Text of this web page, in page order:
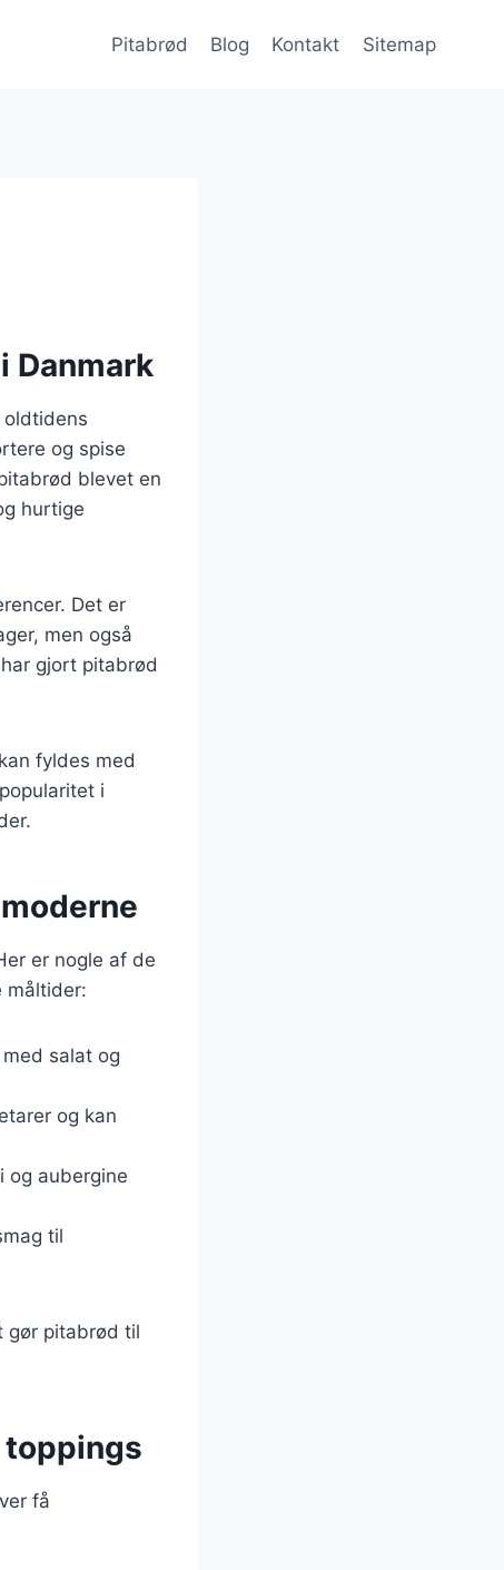
Pitabrød Blog Kontakt Sitemap
Danmark
og spise
blevet en
hurtige
Det er
men også
gjort pitabrød
fyldes med
i
er nogle af de
måltider:
salat og
og kan
og aubergine
til
gør pitabrød til
toppings
få